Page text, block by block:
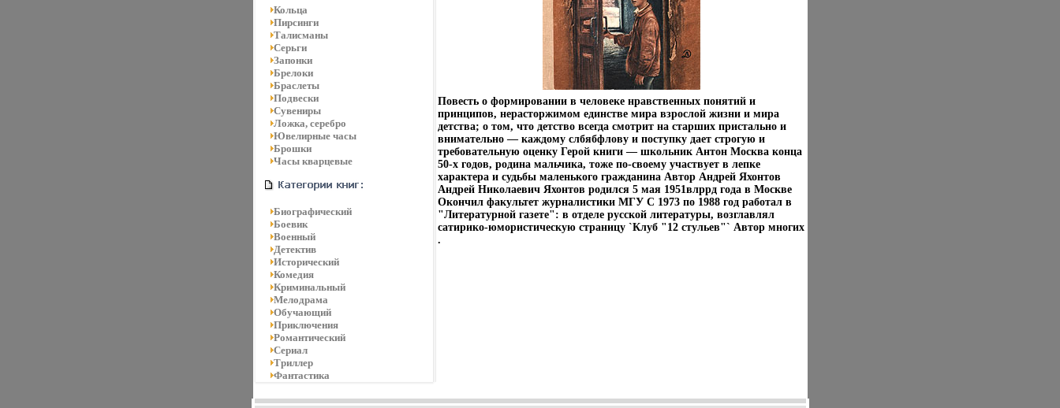
Кольца
Пирсинги
Талисманы
Серьги
Запонки
Брелоки
Браслеты
Подвески
Сувениры
Ложка, серебро
Ювелирные часы
Брошки
Часы кварцевые
Биографический
Боевик
Военный
Детектив
Исторический
Комедия
Криминальный
Мелодрама
Обучающий
Приключения
Романтический
Сериал
Триллер
Фантастика
Повесть о формировании в человеке нравственных понятий и
принципов, нерасторжимом единстве мира взрослой жизни и мира
детства; о том, что детство всегда смотрит на старших пристально и
внимательно — каждому слбябфлову и поступку дает строгую и
требовательную оценку Герой книги — школьник Антон Москва конца
50-х годов, родина мальчика, тоже по-своему участвует в лепке
характера и судьбы маленького гражданина Автор Андрей Яхонтов
Андрей Николаевич Яхонтов родился 5 мая 1951влррд года в Москве
Окончил факультет журналистики МГУ С 1973 по 1988 год работал в
"Литературной газете": в отделе русской литературы, возглавлял
сатирико-юмористическую страницу `Клуб "12 стульев"` Автор многих
.